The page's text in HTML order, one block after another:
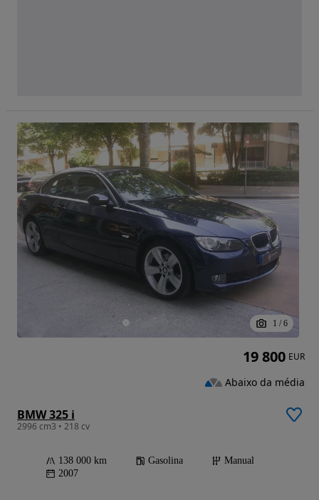
1 / 6
BMW 325 i
2996 cm3 • 218 cv
138 000 km Gasolina
Manual
2007
19 800 EUR
Abaixo da média